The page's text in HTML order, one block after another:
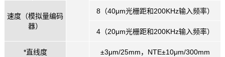
速度（模拟量编码
器）
8（40μm光栅距和200KHz输入频率）
4（20μm光栅距和200KHz输入频率）
*直线度 ±3μm/25mm，NTE±10μm/300mm